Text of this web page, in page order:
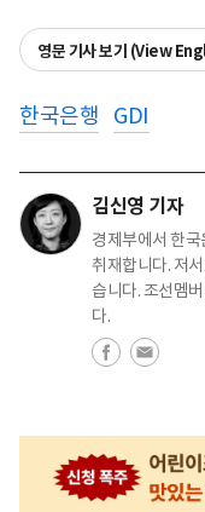
영문 기사 보기 (View
한국은행 GDI
김신영 기자
경제부에서 한
취재합니다. 저
습니다. 조선멤
다.